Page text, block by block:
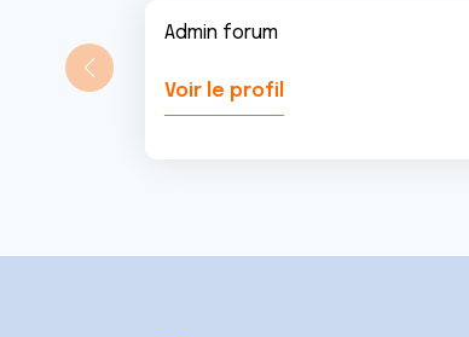
Admin forum
Voir le profil